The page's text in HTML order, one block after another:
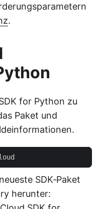
.
for Python zu
Paket und
SDK‑Paket
herunter: